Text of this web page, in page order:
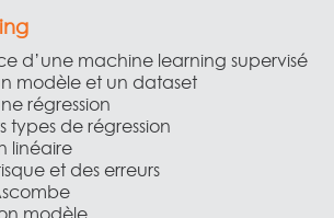
d’une machine learning supervisé
modèle et un dataset
régression
types de régression
linéaire
et des erreurs
modèle